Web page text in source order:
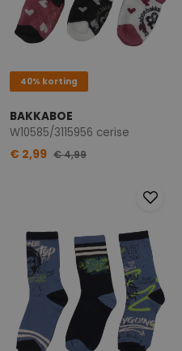
40% korting
BAKKABOE
W10585/3115956 cerise
€ 2,99 € 4,99